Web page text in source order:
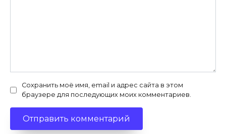
Сохранить моё имя, email и адрес сайта в этом
браузере для последующих моих комментариев.